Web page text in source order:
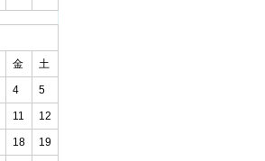
金 土
4 5
11 12
18 19